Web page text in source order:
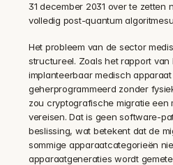
31 december 2031 over te zetten
volledig post-quantum
Het probleem van de sector
structureel. Zoals het rapport van
implanteerbaar medisch
geherprogrammeerd zonder
zou cryptografische migratie een
vereisen. Dat is geen software-
beslissing, wat betekent dat de
sommige apparaatcategorieën
apparaatgeneraties wordt